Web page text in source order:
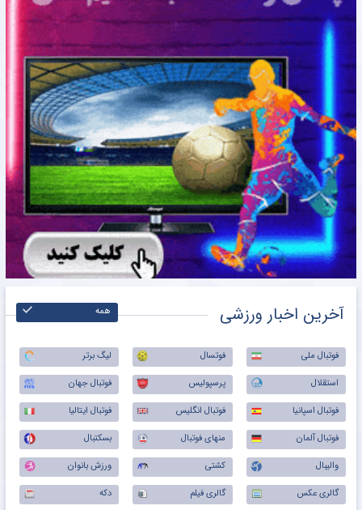
آخرین اخبار ورزشی همه
فوتبال ملی فوتسال
لیگ برتر
استقلال
پرسپولیس
فوتبال جهان
فوتبال اسپانیا
فوتبال انگلیس
فوتبال ایتالیا
فوتبال آلمان
منهای فوتبال
بسکتبال
والیبال
کشتی
ورزش بانوان
گالری عکس
گالری فیلم دکه